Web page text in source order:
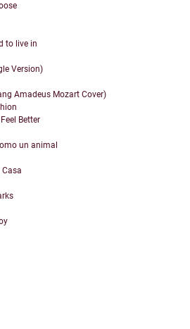
to live in
Version)
Amadeus Mozart Cover)
Better
un animal
Casa